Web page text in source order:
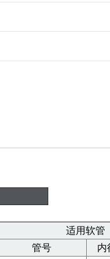
适用软管
管号 内